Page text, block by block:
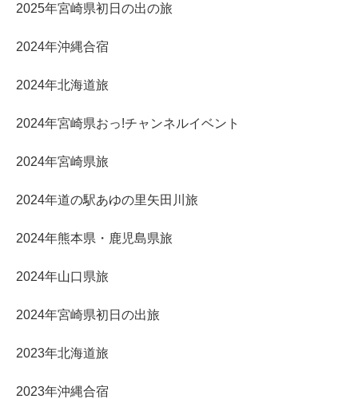
2025年宮崎県初日の出の旅
2024年沖縄合宿
2024年北海道旅
2024年宮崎県おっ!チャンネルイベント
2024年宮崎県旅
2024年道の駅あゆの里矢田川旅
2024年熊本県・鹿児島県旅
2024年山口県旅
2024年宮崎県初日の出旅
2023年北海道旅
2023年沖縄合宿